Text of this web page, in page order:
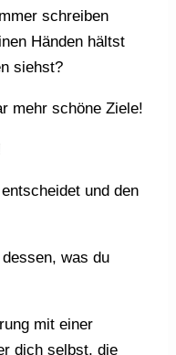
schreiben
Händen hältst
siehst?
mehr schöne Ziele!
und den
was du
mit einer
dich selbst, die